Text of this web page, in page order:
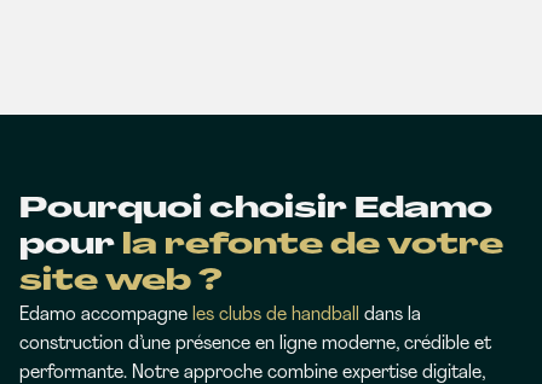
Pourquoi choisir Edamo
pour la refonte de votre
site web ?
Edamo accompagne les clubs de handball
dans la
construction d’une présence en ligne moderne, crédible et
performante. Notre approche combine expertise digitale,